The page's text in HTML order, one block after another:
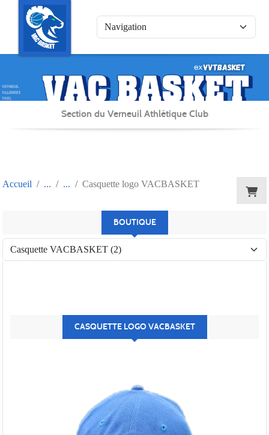
Section du Verneuil Athlétique Club
Accueil Casquette logo VACBASKET
BOUTIQUE
CASQUETTE LOGO VACBASKET
Panneau de gestion des cookies